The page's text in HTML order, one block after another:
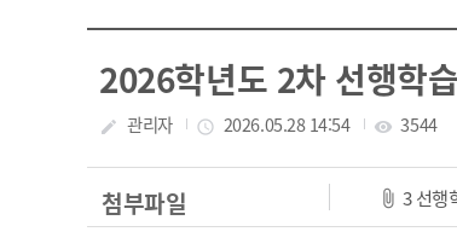
2026학년도 2차 선행학
작성자
create 관리자 작성일
access_time 2026.05.28 14:54 조회수
visibility 3544
첨부파일 3 선행